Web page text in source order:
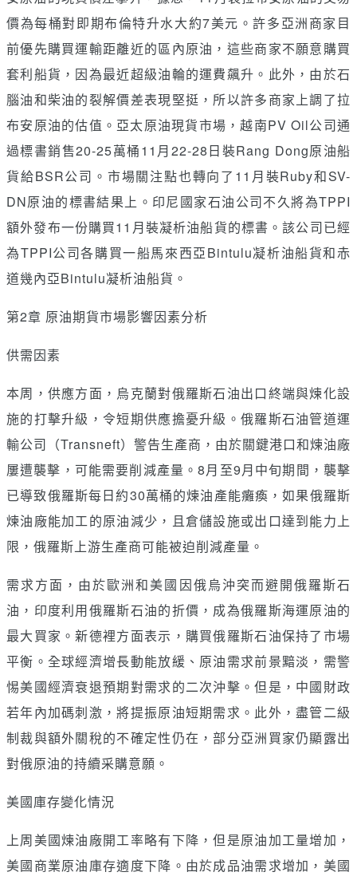
價為每桶對即期布倫特升水大約7美元。許多亞洲商家目
前優先購買運輸距離近的區內原油，這些商家不願意購買
套利船貨，因為最近超級油輪的運費飆升。此外，由於石
腦油和柴油的裂解價差表現堅挺，所以許多商家上調了拉
布安原油的估值。亞太原油現貨市場，越南PV Oil公司通
過標書銷售20-25萬桶11月22-28日裝Rang Dong原油船
貨給BSR公司。市場關注點也轉向了11月裝Ruby和SV-
DN原油的標書結果上。印尼國家石油公司不久將為TPPI
額外發布一份購買11月裝凝析油船貨的標書。該公司已經
為TPPI公司各購買一船馬來西亞Bintulu凝析油船貨和赤
道幾內亞Bintulu凝析油船貨。
第2章 原油期貨市場影響因素分析
供需因素
本周，供應方面，烏克蘭對俄羅斯石油出口終端與煉化設
施的打擊升級，令短期供應擔憂升級。俄羅斯石油管道運
輸公司（Transneft）警告生產商，由於關鍵港口和煉油廠
屢遭襲擊，可能需要削減產量。8月至9月中旬期間，襲擊
已導致俄羅斯每日約30萬桶的煉油產能癱瘓，如果俄羅斯
煉油廠能加工的原油減少，且倉儲設施或出口達到能力上
限，俄羅斯上游生產商可能被迫削減產量。
需求方面，由於歐洲和美國因俄烏沖突而避開俄羅斯石
油，印度利用俄羅斯石油的折價，成為俄羅斯海運原油的
最大買家。新德裡方面表示，購買俄羅斯石油保持了市場
平衡。全球經濟增長動能放緩、原油需求前景黯淡，需警
惕美國經濟衰退預期對需求的二次沖擊。但是，中國財政
若年內加碼刺激，將提振原油短期需求。此外，盡管二級
制裁與額外關稅的不確定性仍在，部分亞洲買家仍顯露出
對俄原油的持續采購意願。
美國庫存變化情況
上周美國煉油廠開工率略有下降，但是原油加工量增加，
美國商業原油庫存適度下降。由於成品油需求增加，美國